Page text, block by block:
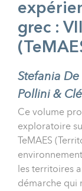
grec : VII
Stefania
Pollini &
Ce volume
exploratoire
TeMAES
les territoires
démarche qui